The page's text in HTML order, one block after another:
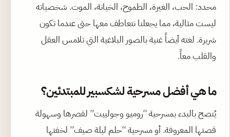
محدد: الحب، الغيرة، الطموح، الخيانة، الموت. شخصياته
ليست مثالية، مما يجعلنا نتعاطف معها حتى عندما تكون
شريرة. لغته أيضاً غنية بالصور البلاغية التي تلامس العقل
والقلب معاً.
ما هي أفضل مسرحية لشكسبير للمبتدئين؟
يُنصح بالبدء بمسرحية “روميو وجولييت” لقصرها وسهولة
قصتها المعروفة. أو مسرحية “حلم ليلة صيف” لخفتها